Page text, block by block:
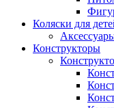
Коляски для
Конструкторы